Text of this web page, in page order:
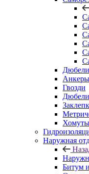
Дюбели
Анкеры
Гвозди
Дюбели
Хомуты
Наружная
Битум